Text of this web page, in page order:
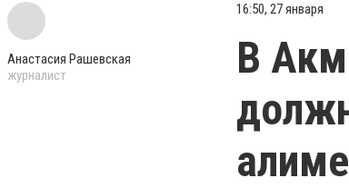
Анастасия Рашевская
журналист
16:50, 27 января
В